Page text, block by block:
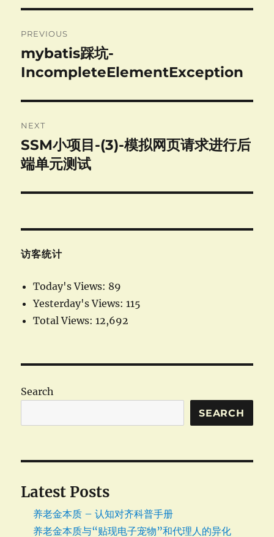
navigation
PREVIOUS
Previous
post:
mybatis踩坑-
IncompleteElementException
NEXT
Next
post:
SSM小项目-(3)-模拟网页请求进行后
端单元测试
访客统计
Today's Views: 89
Yesterday's Views:115
Total Views:12,692
Search
SEARCH
Latest Posts
养老金本质 – 认知对齐科普手册
养老金本质与“贴现电子宠物”和代理人的异化